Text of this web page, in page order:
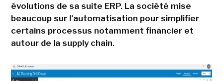
évolutions de sa suite ERP. La société mise
beaucoup sur l'automatisation pour simplifier
certains processus notamment financier et
autour de la supply chain.